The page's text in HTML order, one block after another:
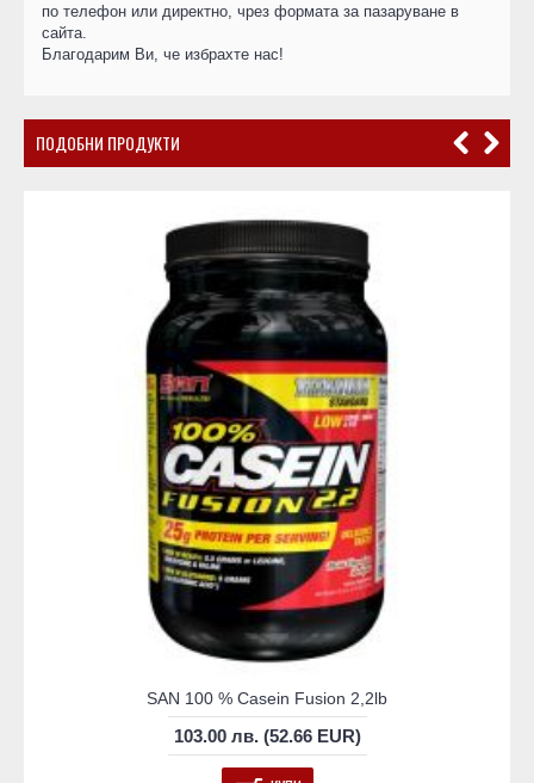
по телефон или директно, чрез формата за пазаруване в
сайта.
Благодарим Ви, че избрахте нас!
ПОДОБНИ ПРОДУКТИ
SAN 100 % Casein Fusion 2,2lb
103.00 лв. (52.66 EUR)